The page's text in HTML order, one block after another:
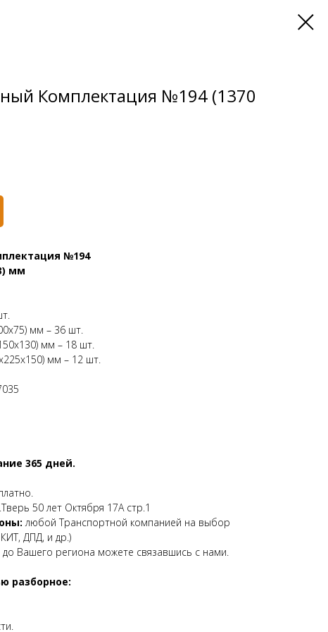
Комплектация №194 (1370
№194
мм
мм – 36 шт.
мм – 18 шт.
мм – 12 шт.
365 дней.
50 лет Октября 17А стр.1
любой Транспортной компанией на выбор
ДПД, и др.)
до Вашего региона можете связавшись с нами.
разборное: